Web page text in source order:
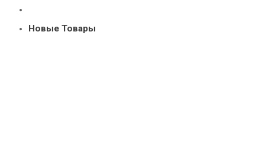
Новые Товары